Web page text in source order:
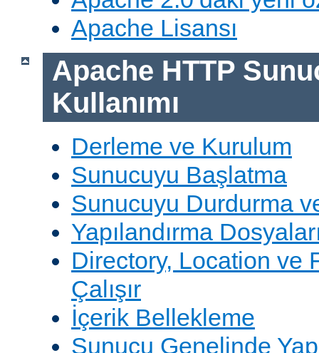
Apache Lisansı
Apache HTTP
Kullanımı
Derleme ve Kurulum
Sunucuyu Başlatma
Sunucuyu Durdurma
Yapılandırma
Directory, Location ve
Çalışır
İçerik Bellekleme
Sunucu Genelinde